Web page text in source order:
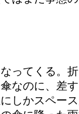
ってくる。
なのに、差
しかスペー